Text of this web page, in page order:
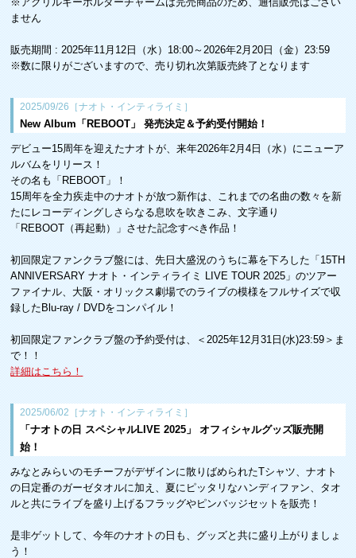
ません
︎販売期間 : 2025年11月12日（水）18:00～2026年2月20日（金）23:59
※数に限りがございますので、売り切れ次第販売終了となります
2025/09/26［ナオト・インティライミ］
New Album「REBOOT」 発売決定＆予約受付開始！
デビュー15周年を迎えたナオトが、来年2026年2月4日（水）にニューア
ルバムをリリース！
その名も「REBOOT」！
15周年を全力疾走中のナオトが放つ新作は、これまでの名曲の数々を新
たにレコーディングしさらなる息吹を吹きこみ、文字通り
「REBOOT（再起動）」させた記念すべき作品！
初回限定ファンクラブ盤には、先日大盛況のうちに幕を下ろした「15TH
ANNIVERSARY ナオト・インティライミ LIVE TOUR 2025」のツアー
ファイナル、大阪・オリックス劇場でのライブの模様をフルサイズで収
録したBlu-ray / DVDをコンパイル！
初回限定ファンクラブ盤の予約受付は、＜2025年12月31日(水)23:59＞ま
で！！
詳細はこちら！
2025/06/02［ナオト・インティライミ］
「ナオトの日 スペシャルLIVE 2025」 オフィシャルグッズ販売開
始！
みなとみらいのモチーフがデザインに散りばめられたTシャツ、ナオト
の日定番のガーゼタオルに加え、夏にピッタリなハンディファン、タオ
ルと共にライブを盛り上げるフラッグやピンバッジセットを販売！
是非ゲットして、今年のナオトの日も、グッズと共に盛り上がりましょ
う！